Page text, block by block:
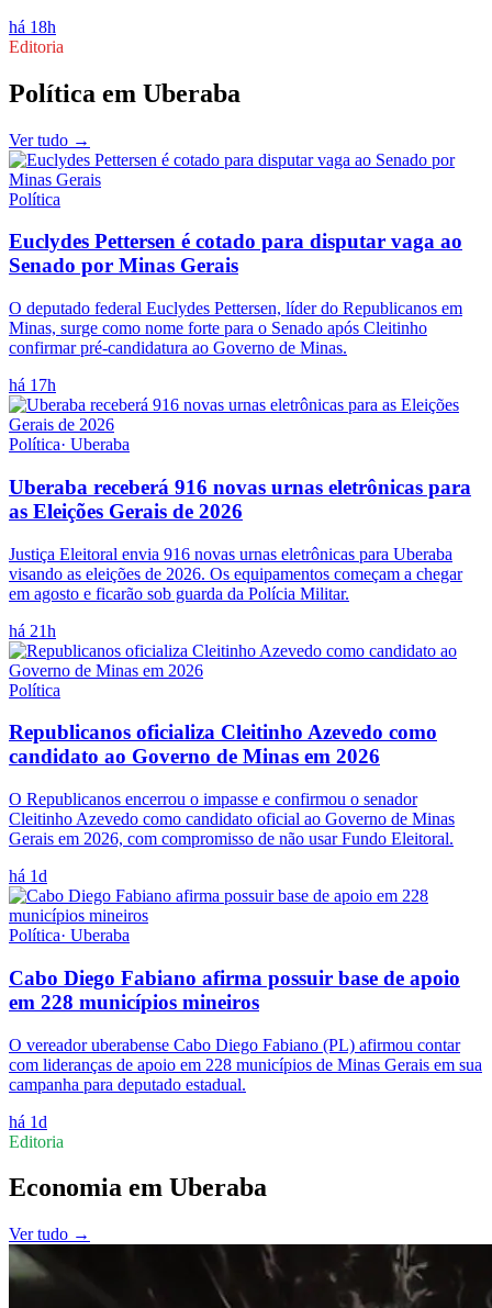
há 18h
Editoria
Política em Uberaba
Ver tudo →
Política
Euclydes Pettersen é cotado para disputar vaga ao
Senado por Minas Gerais
O deputado federal Euclydes Pettersen, líder do Republicanos em
Minas, surge como nome forte para o Senado após Cleitinho
confirmar pré-candidatura ao Governo de Minas.
há 17h
Política· Uberaba
Uberaba receberá 916 novas urnas eletrônicas para
as Eleições Gerais de 2026
Justiça Eleitoral envia 916 novas urnas eletrônicas para Uberaba
visando as eleições de 2026. Os equipamentos começam a chegar
em agosto e ficarão sob guarda da Polícia Militar.
há 21h
Política
Republicanos oficializa Cleitinho Azevedo como
candidato ao Governo de Minas em 2026
O Republicanos encerrou o impasse e confirmou o senador
Cleitinho Azevedo como candidato oficial ao Governo de Minas
Gerais em 2026, com compromisso de não usar Fundo Eleitoral.
há 1d
Política· Uberaba
Cabo Diego Fabiano afirma possuir base de apoio
em 228 municípios mineiros
O vereador uberabense Cabo Diego Fabiano (PL) afirmou contar
com lideranças de apoio em 228 municípios de Minas Gerais em sua
campanha para deputado estadual.
há 1d
Editoria
Economia em Uberaba
Ver tudo →